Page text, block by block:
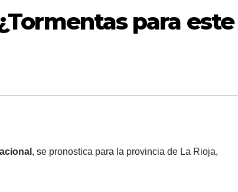
para este
, se pronostica para la provincia de La Rioja,